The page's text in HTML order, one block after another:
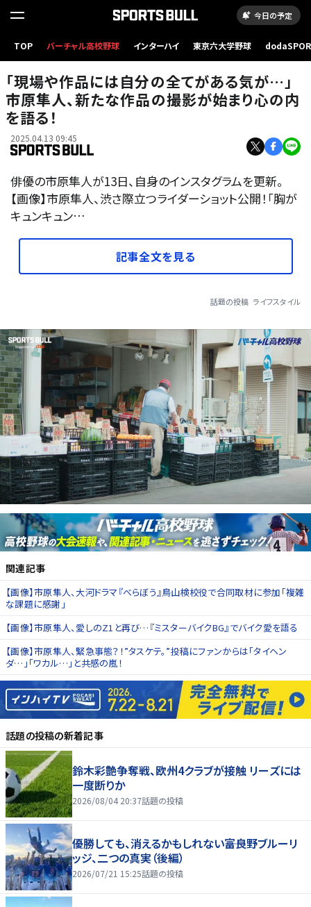
今日の予定
TOP バーチャル高校野球 インターハイ 東京六大学野球
「現場や作品には自分の全てがある気が…」
市原隼人、新たな作品の撮影が始まり心の内
を語る！
2025.04.13 09:45
俳優の市原隼人が13日、自身のインスタグラムを更新。
【画像】市原隼人、渋さ際立つライダーショット公開！「胸が
キュンキュン…
記事全文を見る
話題の投稿 ライフスタイル
関連記事
【画像】市原隼人、大河ドラマ『べらぼう』鳥山検校役で合同取材に参加「複雑
な課題に感謝」
【画像】市原隼人、愛しのZ1と再び…『ミスターバイクBG』でバイク愛を語る
【画像】市原隼人、緊急事態？！”タスケテ。”投稿にファンからは「タイヘン
ダ…」「ワカル…」と共感の嵐！
話題の投稿の新着記事
鈴木彩艶争奪戦、欧州4クラブが接触 リーズには
一度断りか
2026/08/04 20:37話題の投稿
優勝しても、消えるかもしれない――富良野ブルーリ
ッジ、二つの真実（後編）
2026/07/21 15:25話題の投稿